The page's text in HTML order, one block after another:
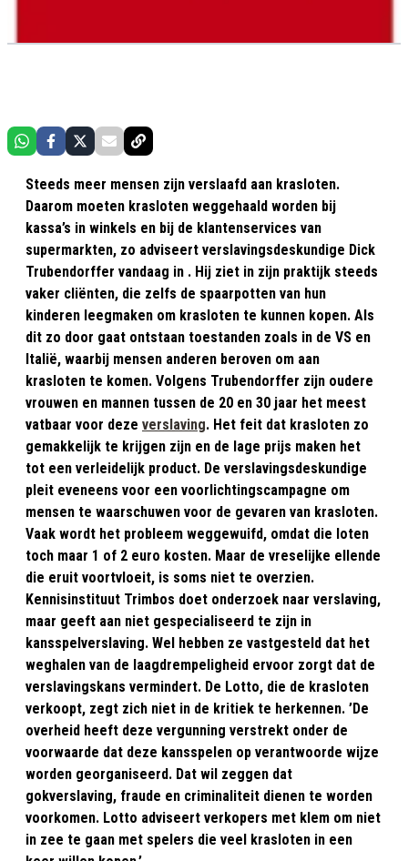
Steeds meer mensen zijn verslaafd aan krasloten.
Daarom moeten krasloten weggehaald worden bij
kassa’s in winkels en bij de klantenservices van
supermarkten, zo adviseert verslavingsdeskundige Dick
Trubendorffer vandaag in . Hij ziet in zijn praktijk steeds
vaker cliënten, die zelfs de spaarpotten van hun
kinderen leegmaken om krasloten te kunnen kopen. Als
dit zo door gaat ontstaan toestanden zoals in de VS en
Italië, waarbij mensen anderen beroven om aan
krasloten te komen. Volgens Trubendorffer zijn oudere
vrouwen en mannen tussen de 20 en 30 jaar het meest
vatbaar voor deze verslaving. Het feit dat krasloten zo
gemakkelijk te krijgen zijn en de lage prijs maken het
tot een verleidelijk product. De verslavingsdeskundige
pleit eveneens voor een voorlichtingscampagne om
mensen te waarschuwen voor de gevaren van krasloten.
Vaak wordt het probleem weggewuifd, omdat die loten
toch maar 1 of 2 euro kosten. Maar de vreselijke ellende
die eruit voortvloeit, is soms niet te overzien.
Kennisinstituut Trimbos doet onderzoek naar verslaving,
maar geeft aan niet gespecialiseerd te zijn in
kansspelverslaving. Wel hebben ze vastgesteld dat het
weghalen van de laagdrempeligheid ervoor zorgt dat de
verslavingskans vermindert. De Lotto, die de krasloten
verkoopt, zegt zich niet in de kritiek te herkennen. ’De
overheid heeft deze vergunning verstrekt onder de
voorwaarde dat deze kansspelen op verantwoorde wijze
worden georganiseerd. Dat wil zeggen dat
gokverslaving, fraude en criminaliteit dienen te worden
voorkomen. Lotto adviseert verkopers met klem om niet
in zee te gaan met spelers die veel krasloten in een